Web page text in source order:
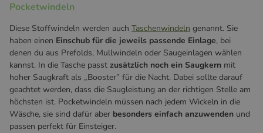
Pocketwindeln
Diese Stoffwindeln werden auch Taschenwindeln genannt. Sie
haben einen Einschub für die jeweils passende Einlage, bei
denen du aus Prefolds, Mullwindeln oder Saugeinlagen wählen
kannst. In die Tasche passt zusätzlich noch ein Saugkern mit
hoher Saugkraft als „Booster” für die Nacht. Dabei sollte darauf
geachtet werden, dass die Saugleistung an der richtigen Stelle am
höchsten ist. Pocketwindeln müssen nach jedem Wickeln in die
Wäsche, sie sind dafür aber besonders einfach anzuwenden und
passen perfekt für Einsteiger.